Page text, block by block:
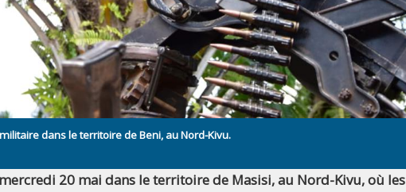
dans le territoire de Beni, au Nord-Kivu.
20 mai dans le territoire de Masisi, au Nord-Kivu, où les